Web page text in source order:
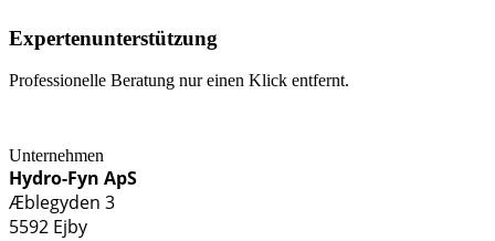
Expertenunterstützung
Professionelle Beratung nur einen Klick entfernt.
Unternehmen
Hydro-Fyn ApS
Æblegyden 3
5592 Ejby